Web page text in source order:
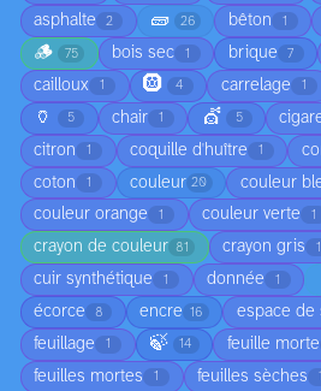
asphalte 2 🧱 26 bêton 1
🪵 75 bois sec 1 brique 7
cailloux 1 🛞 4 carrelage 1
🏺 5 chair 1 💇 5
citron 1 coquille d'huître 1
coton 1 couleur 20 couleur
couleur orange 1 couleur verte 1
crayon de couleur 81 crayon gris 1
cuir synthétique 1 donnée 1
écorce 8 encre 16 espace de
feuillage 1 🍃 14 feuille morte
feuilles mortes 1 feuilles sèches 1